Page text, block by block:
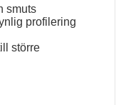
smuts
profilering
större